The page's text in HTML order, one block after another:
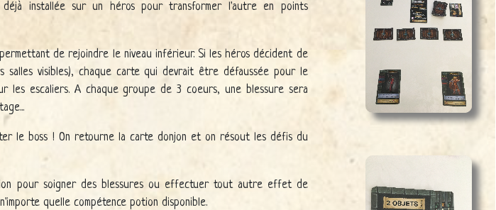
installée sur un héros pour transformer l'autre en points
de rejoindre le niveau inférieur. Si les héros décident de
visibles), chaque carte qui devrait être défaussée pour le
les escaliers. A chaque groupe de 3 coeurs, une blessure sera
le boss ! On retourne la carte donjon et on résout les défis du
pour soigner des blessures ou effectuer tout autre effet de
quelle compétence potion disponible.